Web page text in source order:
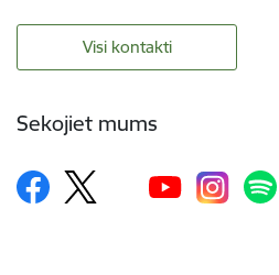
Visi kontakti
Sekojiet mums